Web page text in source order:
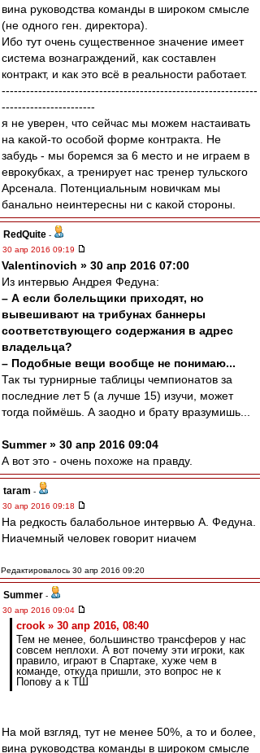
вина руководства команды в широком смысле
(не одного ген. директора).
Ибо тут очень существенное значение имеет
система вознаграждений, как составлен
контракт, и как это всё в реальности работает.
---------------------------------------------------------------
-----------------------
я не уверен, что сейчас мы можем настаивать
на какой-то особой форме контракта. Не
забудь - мы боремся за 6 место и не играем в
еврокубках, а тренирует нас тренер тульского
Арсенала. Потенциальным новичкам мы
банально неинтересны ни с какой стороны.
RedQuite -
30 апр 2016 09:19
Valentinovich » 30 апр 2016 07:00
Из интервью Андрея Федуна:
– А если болельщики приходят, но
вывешивают на трибунах баннеры
соответствующего содержания в адрес
владельца?
– Подобные вещи вообще не понимаю...
Так ты турнирные таблицы чемпионатов за
последние лет 5 (а лучше 15) изучи, может
тогда поймёшь. А заодно и брату вразумишь...
Summer » 30 апр 2016 09:04
А вот это - очень похоже на правду.
taram -
30 апр 2016 09:18
На редкость балабольное интервью А. Федуна.
Ниачемный человек говорит ниачем
Редактировалось 30 апр 2016 09:20
Summer -
30 апр 2016 09:04
crook » 30 апр 2016, 08:40
Тем не менее, большинство трансферов у нас
совсем неплохи. А вот почему эти игроки, как
правило, играют в Спартаке, хуже чем в
команде, откуда пришли, это вопрос не к
Попову а к ТШ
На мой взгляд, тут не менее 50%, а то и более,
вина руководства команды в широком смысле